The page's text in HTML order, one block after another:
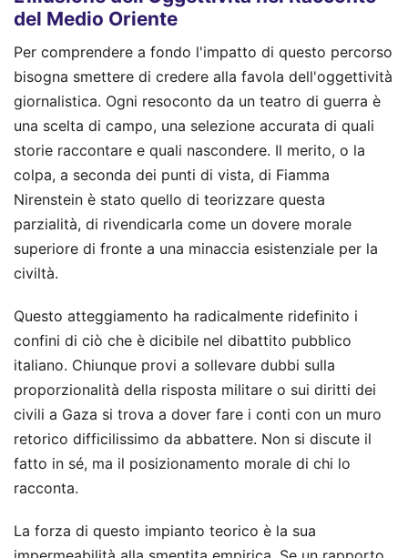
del Medio Oriente
Per comprendere a fondo l'impatto di questo percorso
bisogna smettere di credere alla favola dell'oggettività
giornalistica. Ogni resoconto da un teatro di guerra è
una scelta di campo, una selezione accurata di quali
storie raccontare e quali nascondere. Il merito, o la
colpa, a seconda dei punti di vista, di Fiamma
Nirenstein è stato quello di teorizzare questa
parzialità, di rivendicarla come un dovere morale
superiore di fronte a una minaccia esistenziale per la
civiltà.
Questo atteggiamento ha radicalmente ridefinito i
confini di ciò che è dicibile nel dibattito pubblico
italiano. Chiunque provi a sollevare dubbi sulla
proporzionalità della risposta militare o sui diritti dei
civili a Gaza si trova a dover fare i conti con un muro
retorico difficilissimo da abbattere. Non si discute il
fatto in sé, ma il posizionamento morale di chi lo
racconta.
La forza di questo impianto teorico è la sua